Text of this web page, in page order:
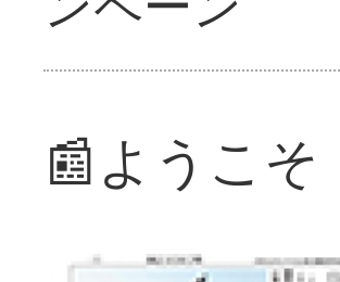
📰ようこ